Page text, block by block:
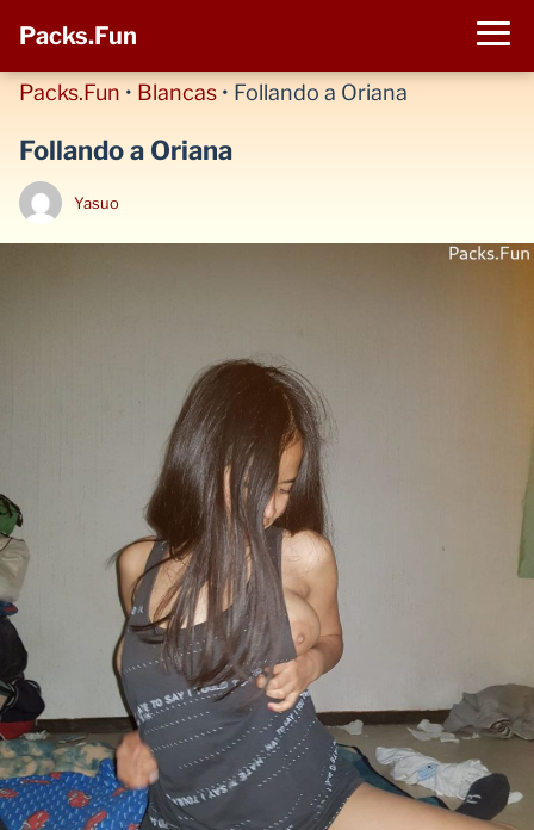
Packs.Fun
Packs.Fun • Blancas • Follando a Oriana
Follando a Oriana
Yasuo